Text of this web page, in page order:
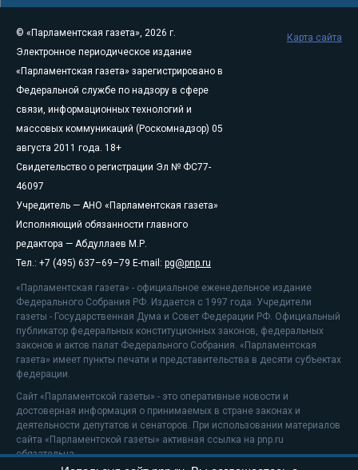
© «Парламентская газета», 2026 г.
Электронное периодическое издание
«Парламентская газета» зарегистрировано в
Федеральной службе по надзору в сфере
связи, информационных технологий и
массовых коммуникаций (Роскомнадзор) 05
августа 2011 года. 18+
Свидетельство о регистрации Эл № ФС77-
46097
Учредитель — АНО «Парламентская газета»
Исполняющий обязанности главного
редактора — Абдуллаев М.Р.
Тел.: +7 (495) 637–69–79 E-mail: pg@pnp.ru
«Парламентская газета» - официальное еженедельное издание
Федерального Собрания РФ. Издается с 1997 года. Учредители
газеты - Государственная Дума и Совет Федерации РФ. Официальный
публикатор федеральных конституционных законов, федеральных
законов и актов палат Федерального Собрания. «Парламентская
газета» имеет пункты печати и представительства в десяти субъектах
федерации.
Сайт «Парламентской газеты» - это оперативные новости и
достоверная информация о принимаемых в стране законах и
деятельности депутатов и сенаторов. При использовании материалов
сайта «Парламентской газеты» активная ссылка на pnp.ru
обязательна.
Карта сайта